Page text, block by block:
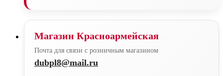
Магазин Красноармейская
Почта для связи с розничным магазином
dubpl8@mail.ru